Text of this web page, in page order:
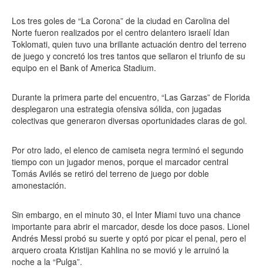
Los tres goles de “La Corona” de la ciudad en Carolina del
Norte fueron realizados por el centro delantero israelí Idan
Toklomati, quien tuvo una brillante actuación dentro del terreno
de juego y concretó los tres tantos que sellaron el triunfo de su
equipo en el Bank of America Stadium.
Durante la primera parte del encuentro, “Las Garzas” de Florida
desplegaron una estrategia ofensiva sólida, con jugadas
colectivas que generaron diversas oportunidades claras de gol.
Por otro lado, el elenco de camiseta negra terminó el segundo
tiempo con un jugador menos, porque el marcador central
Tomás Avilés se retiró del terreno de juego por doble
amonestación.
Sin embargo, en el minuto 30, el Inter Miami tuvo una chance
importante para abrir el marcador, desde los doce pasos. Lionel
Andrés Messi probó su suerte y optó por picar el penal, pero el
arquero croata Kristijan Kahlina no se movió y le arruinó la
noche a la “Pulga”.